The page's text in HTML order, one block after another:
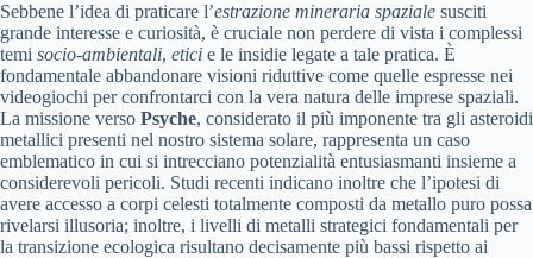
Sebbene l’idea di praticare l’estrazione mineraria spaziale susciti
grande interesse e curiosità, è cruciale non perdere di vista i complessi
temi socio-ambientali, etici e le insidie legate a tale pratica. È
fondamentale abbandonare visioni riduttive come quelle espresse nei
videogiochi per confrontarci con la vera natura delle imprese spaziali.
La missione verso Psyche, considerato il più imponente tra gli asteroidi
metallici presenti nel nostro sistema solare, rappresenta un caso
emblematico in cui si intrecciano potenzialità entusiasmanti insieme a
considerevoli pericoli. Studi recenti indicano inoltre che l’ipotesi di
avere accesso a corpi celesti totalmente composti da metallo puro possa
rivelarsi illusoria; inoltre, i livelli di metalli strategici fondamentali per
la transizione ecologica risultano decisamente più bassi rispetto ai